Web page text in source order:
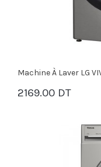
Machine À Laver LG
2169.00 DT
PANIER